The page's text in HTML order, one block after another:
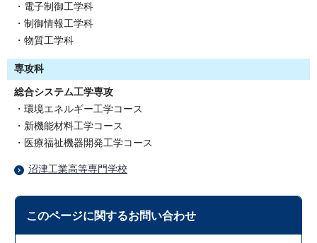
・電子制御工学科
・制御情報工学科
・物質工学科
専攻科
総合システム工学専攻
・環境エネルギー工学コース
・新機能材料工学コース
・医療福祉機器開発工学コース
沼津工業高等専門学校
このページに関するお問い合わせ